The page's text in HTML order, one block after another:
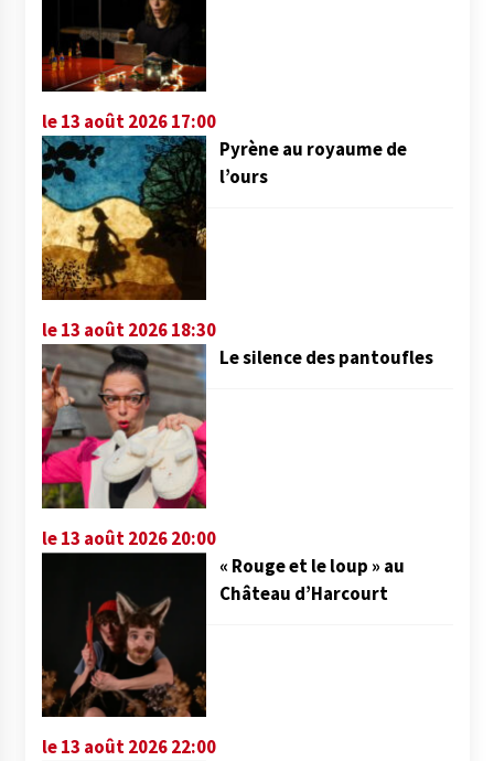
le 13 août 2026 17:00
Pyrène au royaume de
l’ours
le 13 août 2026 18:30
Le silence des pantoufles
le 13 août 2026 20:00
« Rouge et le loup » au
Château d’Harcourt
le 13 août 2026 22:00